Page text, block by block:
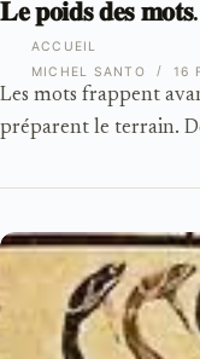
ACCUEIL
𝐋𝐞 𝐩𝐨𝐢𝐝𝐬 𝐝𝐞𝐬 𝐦𝐨𝐭𝐬.
Les mots frappent
préparent le terrain.
MICHEL SANTO 16